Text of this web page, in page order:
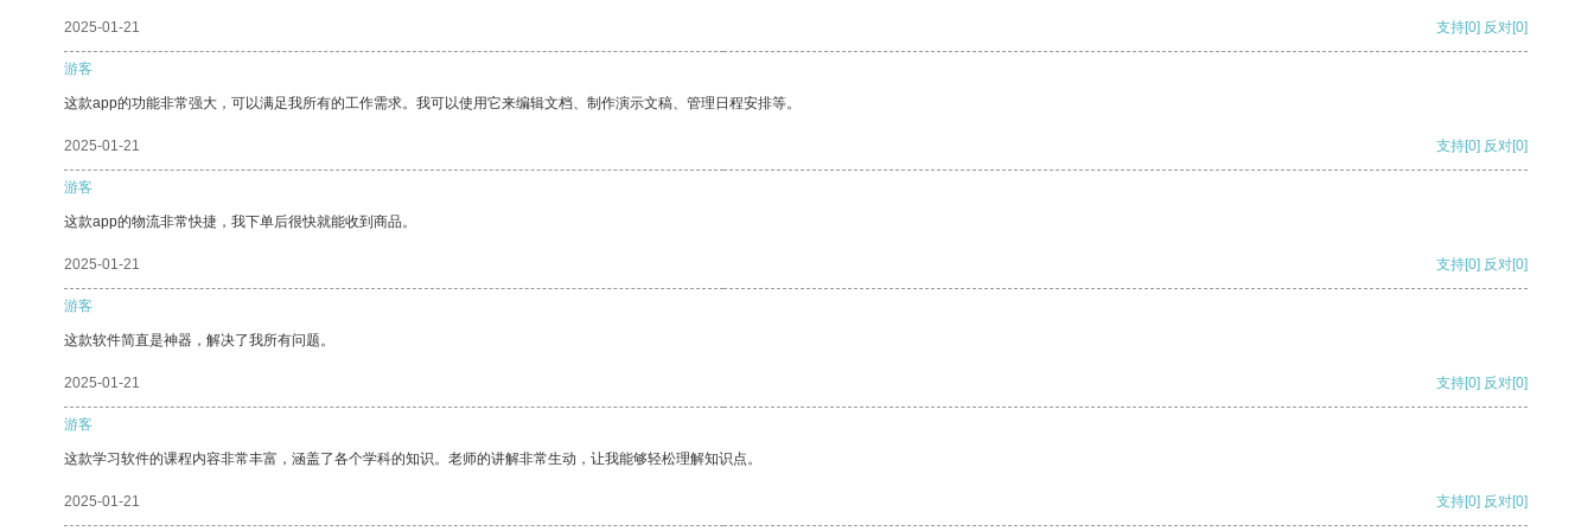
2025-01-21 支持[0] 反对[0]
游客
这款app的功能非常强大，可以满足我所有的工作需求。我可以使用它来编辑文档、制作演示文稿、管理日程安排等。
2025-01-21 支持[0] 反对[0]
游客
这款app的物流非常快捷，我下单后很快就能收到商品。
2025-01-21 支持[0] 反对[0]
游客
这款软件简直是神器，解决了我所有问题。
2025-01-21 支持[0] 反对[0]
游客
这款学习软件的课程内容非常丰富，涵盖了各个学科的知识。老师的讲解非常生动，让我能够轻松理解知识点。
2025-01-21 支持[0] 反对[0]